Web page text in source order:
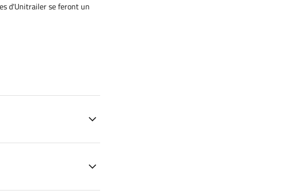
d'Unitrailer se feront un